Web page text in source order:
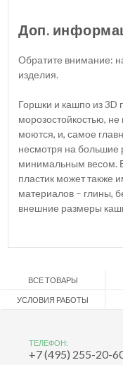
Доп.
Обратите внимание:
изделия.
Горшки и кашпо из 3D
морозостойкостью,
моются, и, самое
несмотря на большие
минимальным весом.
пластик может также
материалов – глины,
внешние размеры
ВСЕ ТОВАРЫ
УСЛОВИЯ РАБОТЫ
ТЕЛЕФОН:
+7 (495) 255-20-